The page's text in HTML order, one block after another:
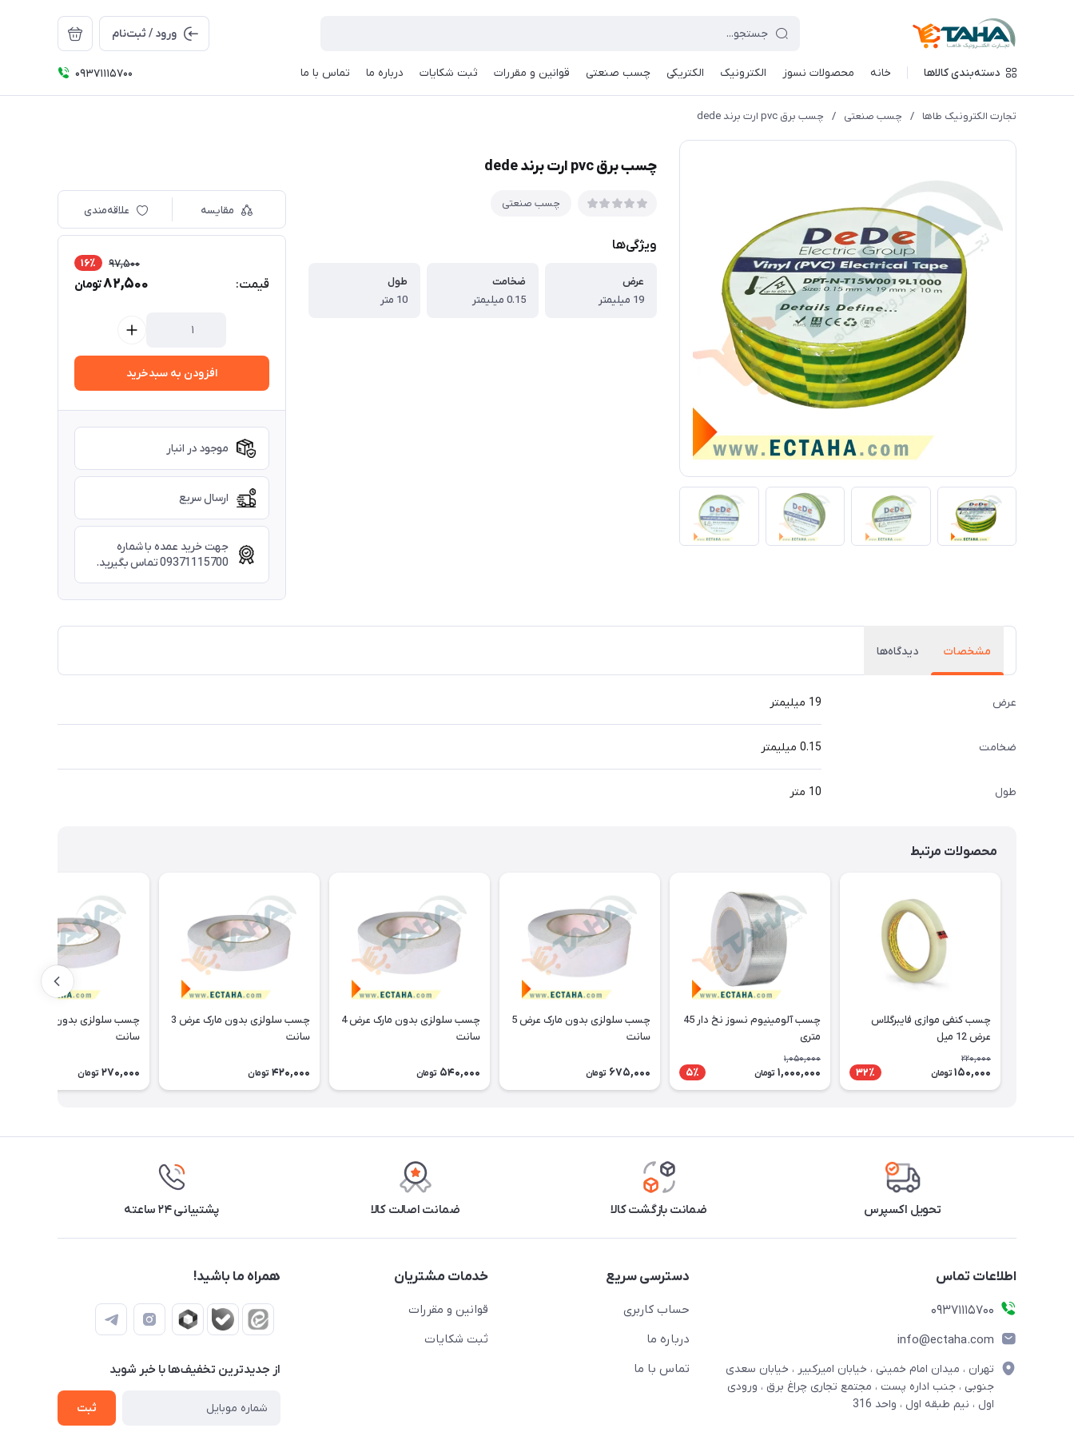
ورود / ثبت‌نام
دسته‌بندی کالاها خانه محصولات نسوز الکترونیک الکتریکی چسب صنعتی قوانین و مقررات ثبت شکایات درباره ما تماس با ما 09371115700
تجارت الکترونیک طاها / چسب صنعتی / چسب برق pvc ارت برند dede
چسب برق pvc ارت برند dede
چسب صنعتی
ویژگی‌ها
عرض
19 میلیمتر
ضخامت
0.15 میلیمتر
طول
10 متر
مقایسه علاقه‌مندی
قیمت:
97,500 16٪
82,500تومان
افزودن به سبدخرید
موجود در انبار
ارسال سریع
جهت خرید عمده با شماره
09371115700 تماس بگیرید.
مشخصات دیدگاه‌ها
عرض 19 میلیمتر
ضخامت 0.15 میلیمتر
طول 10 متر
محصولات مرتبط
چسب کنفی موازی فایبرگلاس
عرض 12 میل
220,000
150,000 تومان 32٪
چسب آلومینیوم نسوز نخ دار 45
متری
1,050,000
1,000,000 تومان 5٪
چسب سلولزی بدون مارک عرض 5
سانت
675,000 تومان
چسب سلولزی بدون مارک عرض 4
سانت
540,000 تومان
چسب سلولزی بدون مارک عرض 3
سانت
420,000 تومان
سانت
270,000 تومان
تحویل اکسپرس ضمانت بازگشت کالا ضمانت اصالت کالا پشتیبانی ۲۴ ساعته
اطلاعات تماس
09371115700
info@ectaha.com
تهران ، میدان امام خمینی ، خیابان امیرکبیر ، خیابان سعدی
جنوبی ، جنب اداره پست ، مجتمع تجاری چراغ برق ، ورودی
اول ، نیم طبقه اول ، واحد 316
دسترسی سریع
حساب کاربری
درباره ما
تماس با ما
خدمات مشتریان
قوانین و مقررات
ثبت شکایات
همراه ما باشید!
از جدید‌ترین تخفیف‌ها با‌ خبر شوید
ثبت